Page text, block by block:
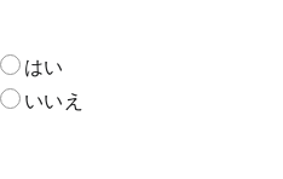
はい
いいえ